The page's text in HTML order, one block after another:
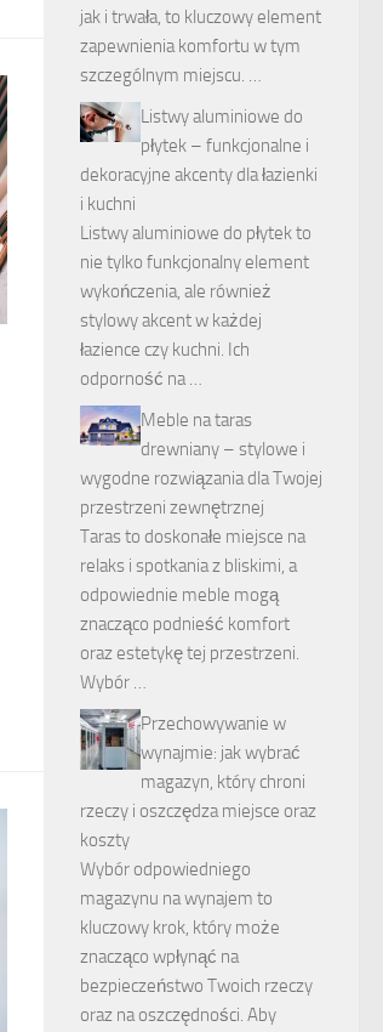
jak i trwała, to kluczowy element
zapewnienia komfortu w tym
szczególnym miejscu. …
Listwy aluminiowe do
płytek – funkcjonalne i
dekoracyjne akcenty dla łazienki
i kuchni
Listwy aluminiowe do płytek to
nie tylko funkcjonalny element
wykończenia, ale również
stylowy akcent w każdej
łazience czy kuchni. Ich
odporność na …
Meble na taras
drewniany – stylowe i
wygodne rozwiązania dla Twojej
przestrzeni zewnętrznej
Taras to doskonałe miejsce na
relaks i spotkania z bliskimi, a
odpowiednie meble mogą
znacząco podnieść komfort
oraz estetykę tej przestrzeni.
Wybór …
Przechowywanie w
wynajmie: jak wybrać
magazyn, który chroni
rzeczy i oszczędza miejsce oraz
koszty
Wybór odpowiedniego
magazynu na wynajem to
kluczowy krok, który może
znacząco wpłynąć na
bezpieczeństwo Twoich rzeczy
oraz na oszczędności. Aby